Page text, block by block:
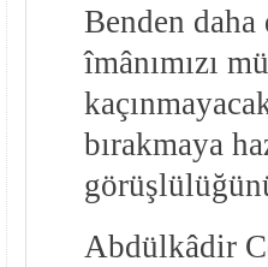
Benden
îmânımızı
bırakmaya
Abdülkâdir